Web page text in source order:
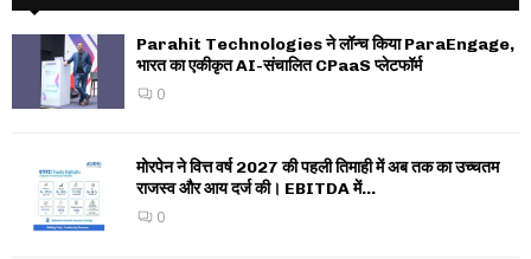
Parahit Technologies ने लॉन्च किया ParaEngage,
भारत का एकीकृत AI-संचालित CPaaS प्लेटफॉर्म
0
मोरपेन ने वित्त वर्ष 2027 की पहली तिमाही में अब तक का उच्चतम
राजस्व और आय दर्ज की। EBITDA में...
0